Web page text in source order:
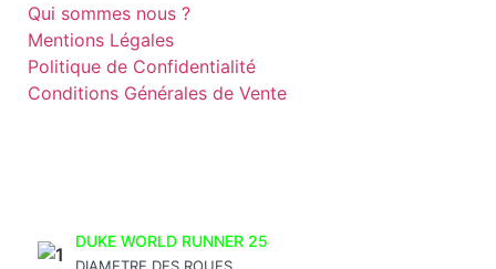
Qui sommes nous ?
Mentions Légales
Politique de Confidentialité
Conditions Générales de Vente
DUKE WORLD RUNNER 25
DIAMETRE DES ROUES